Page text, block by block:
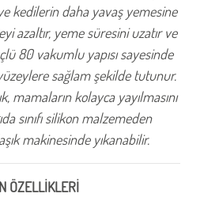
kedilerin daha yavaş yemesine
azaltır, yeme süresini uzatır ve
80 vakumlu yapısı sayesinde
sağlam şekilde tutunur.
mamaların kolayca yayılmasını
sınıfı silikon malzemeden
makinesinde yıkanabilir.
ÖZELLİKLERİ